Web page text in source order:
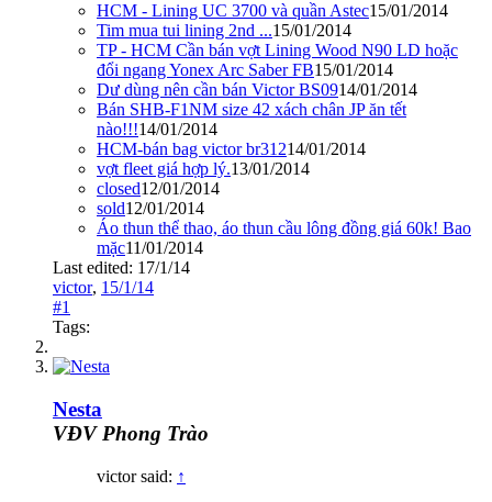
HCM - Lining UC 3700 và quần Astec15/01/2014
Tim mua tui lining 2nd ...15/01/2014
TP - HCM Cần bán vợt Lining Wood N90 LD hoặc
đổi ngang Yonex Arc Saber FB15/01/2014
Dư dùng nên cần bán Victor BS0914/01/2014
Bán SHB-F1NM size 42 xách chân JP ăn tết
nào!!!14/01/2014
HCM-bán bag victor br31214/01/2014
vợt fleet giá hợp lý.13/01/2014
closed12/01/2014
sold12/01/2014
Áo thun thể thao, áo thun cầu lông đồng giá 60k! Bao
mặc11/01/2014
Last edited: 17/1/14
victor, 15/1/14
#1
Tags:
Nesta
VĐV Phong Trào
victor said: ↑